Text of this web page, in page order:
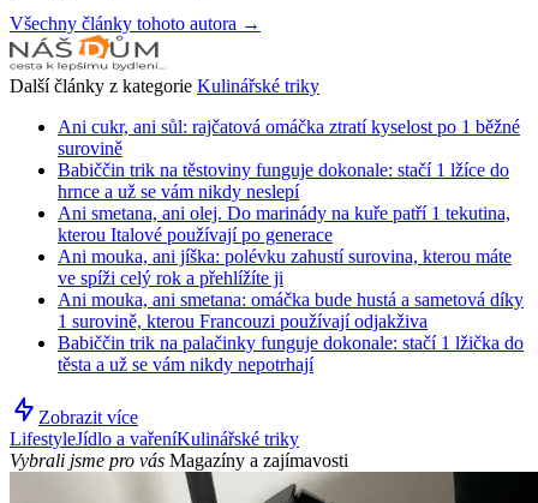
Všechny články tohoto autora →
Další články z kategorie Kulinářské triky
Ani cukr, ani sůl: rajčatová omáčka ztratí kyselost po 1 běžné
surovině
Babiččin trik na těstoviny funguje dokonale: stačí 1 lžíce do
hrnce a už se vám nikdy neslepí
Ani smetana, ani olej. Do marinády na kuře patří 1 tekutina,
kterou Italové používají po generace
Ani mouka, ani jíška: polévku zahustí surovina, kterou máte
ve spíži celý rok a přehlížíte ji
Ani mouka, ani smetana: omáčka bude hustá a sametová díky
1 surovině, kterou Francouzi používají odjakživa
Babiččin trik na palačinky funguje dokonale: stačí 1 lžička do
těsta a už se vám nikdy nepotrhají
Zobrazit více
LifestyleJídlo a vařeníKulinářské triky
Vybrali jsme pro vás Magazíny a zajímavosti